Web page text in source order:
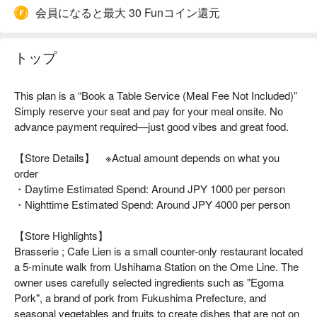
会員になると最大 30 Funコイン還元
トップ
This plan is a “Book a Table Service (Meal Fee Not Included)”
Simply reserve your seat and pay for your meal onsite. No
advance payment required—just good vibes and great food.
【Store Details】 ※Actual amount depends on what you
order
・Daytime Estimated Spend: Around JPY 1000 per person
・Nighttime Estimated Spend: Around JPY 4000 per person
【Store Highlights】
Brasserie ; Cafe Lien is a small counter-only restaurant located
a 5-minute walk from Ushihama Station on the Ome Line. The
owner uses carefully selected ingredients such as "Egoma
Pork", a brand of pork from Fukushima Prefecture, and
seasonal vegetables and fruits to create dishes that are not on